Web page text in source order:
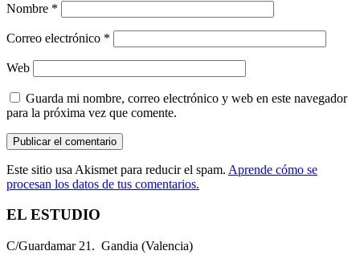
Nombre *
Correo electrónico *
Web
Guarda mi nombre, correo electrónico y web en este navegador
para la próxima vez que comente.
Este sitio usa Akismet para reducir el spam. Aprende cómo se
procesan los datos de tus comentarios.
EL ESTUDIO
C/Guardamar 21. Gandia (Valencia)